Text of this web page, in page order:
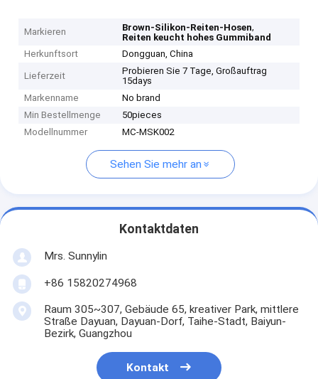
Markieren Brown-Silikon-Reiten-Hosen,
Reiten keucht hohes Gummiband
Herkunftsort
Dongguan, China
Lieferzeit
Probieren Sie 7 Tage, Großauftrag
15days
Markenname
No brand
Min Bestellmenge
50pieces
Modellnummer
MC-MSK002
Sehen Sie mehr an
Kontaktdaten
Mrs. Sunnylin
+86 15820274968
Raum 305~307, Gebäude 65, kreativer Park, mittlere
Straße Dayuan, Dayuan-Dorf, Taihe-Stadt, Baiyun-
Bezirk, Guangzhou
Kontakt